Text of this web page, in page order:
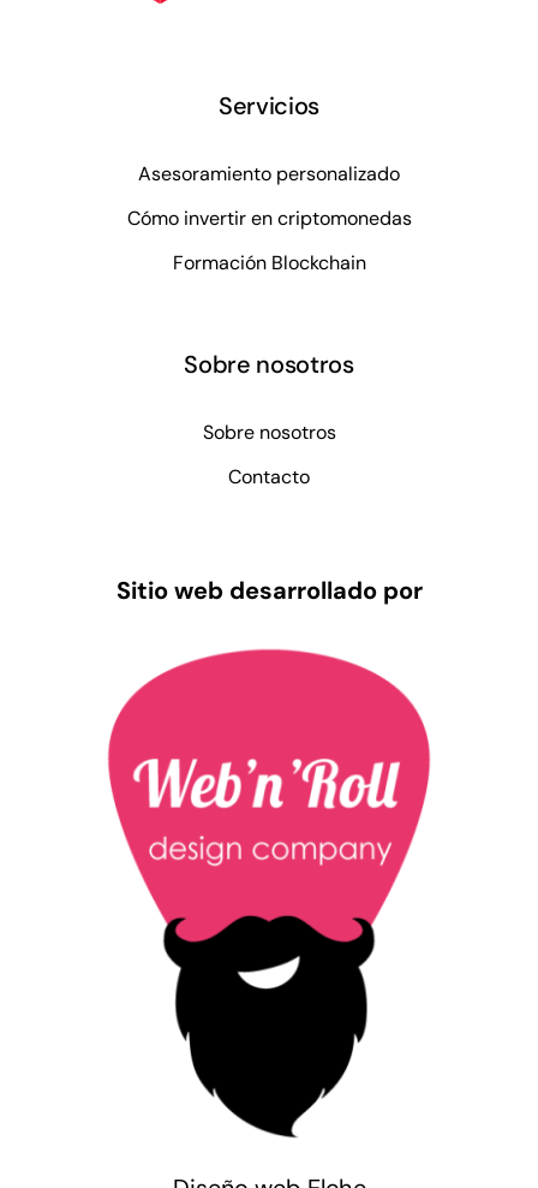
Servicios
Asesoramiento personalizado
Cómo invertir en criptomonedas
Formación Blockchain
Sobre nosotros
Sobre nosotros
Contacto
Sitio web desarrollado por